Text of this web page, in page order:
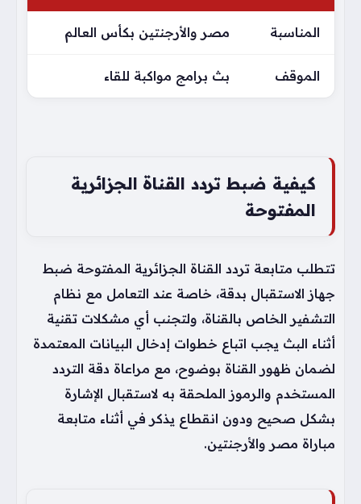
المناسبة مصر والأرجنتين بكأس العالم
الموقف بث برامج مواكبة للقاء
كيفية ضبط تردد القناة الجزائرية
المفتوحة
تتطلب متابعة تردد القناة الجزائرية المفتوحة ضبط
جهاز الاستقبال بدقة، خاصة عند التعامل مع نظام
التشفير الخاص بالقناة، ولتجنب أي مشكلات تقنية
أثناء البث يجب اتباع خطوات إدخال البيانات المعتمدة
لضمان ظهور القناة بوضوح، مع مراعاة دقة التردد
المستخدم والرموز الملحقة به لاستقبال الإشارة
بشكل صحيح ودون انقطاع يذكر في أثناء متابعة
مباراة مصر والأرجنتين.